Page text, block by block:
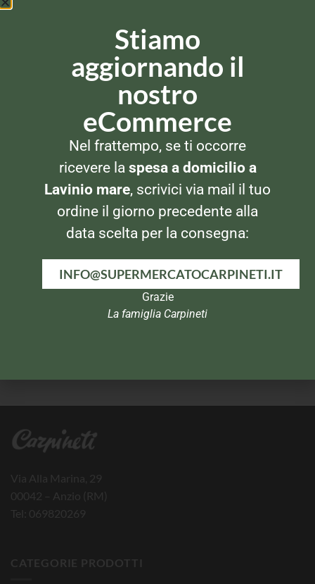
PREPARATI PER DOLCI
Chiaro
PREPARATI PER DOLCI
Via Alla Marina, 29
00042 – Anzio (RM)
Tel: 069820269
CATEGORIE PRODOTTI
Stiamo
aggiornando il
nostro
eCommerce
Nel frattempo, se ti occorre
ricevere la spesa a domicilio a
Lavinio mare, scrivici via mail il tuo
ordine il giorno precedente alla
data scelta per la consegna:
INFO@SUPERMERCATOCARPINETI.IT
Grazie
La famiglia Carpineti